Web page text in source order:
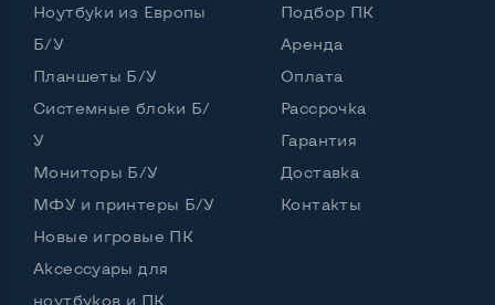
Частота процессора (базовая-максимальная)
Intel Core i3-3110M (2,40 GHz)
Тип оперативной памяти
DDR3
SSD 2,5" или HDD
Возможности видеокарты:
Ноутбуки из Европы
Б/У
Планшеты Б/У
Системные блоки Б/
У
Мониторы Б/У
МФУ и принтеры Б/У
Новые игровые ПК
Аксессуары для
ноутбуков и ПК
Подбор ПК
Аренда
Оплата
Рассрочка
Гарантия
Доставка
Контакты